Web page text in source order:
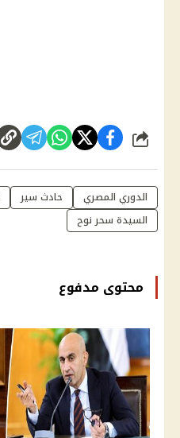
شارك
الدوري المصري حادث سير
السيدة سحر نوح
محتوى مدفوع